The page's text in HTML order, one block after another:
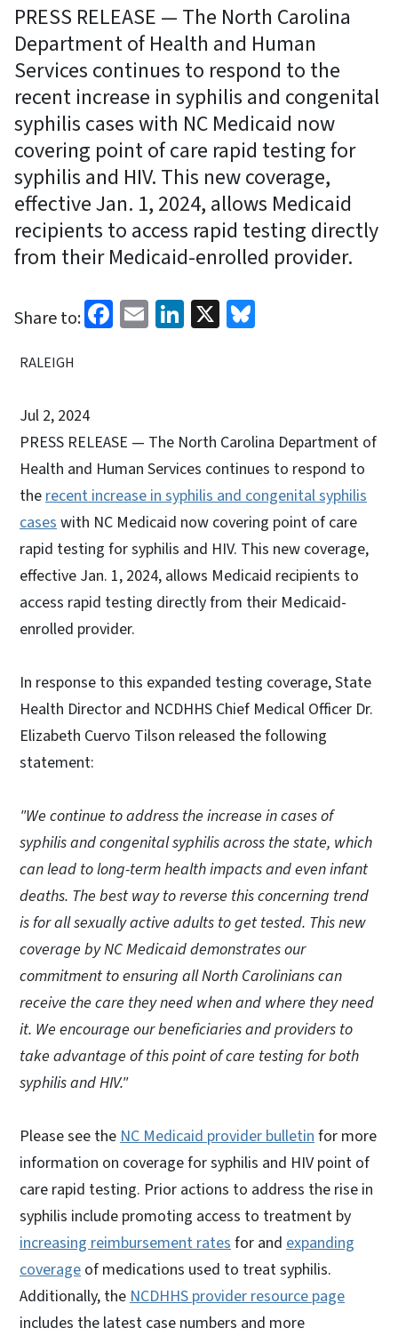
PRESS RELEASE — The North Carolina
Department of Health and Human
Services continues to respond to the
recent increase in syphilis and congenital
syphilis cases with NC Medicaid now
covering point of care rapid testing for
syphilis and HIV. This new coverage,
effective Jan. 1, 2024, allows Medicaid
recipients to access rapid testing directly
from their Medicaid-enrolled provider.
Share to: Facebook
EmailLinkedIn
X
RALEIGH
Jul 2, 2024
PRESS RELEASE — The North Carolina Department of
Health and Human Services continues to respond to
the recent increase in syphilis and congenital syphilis
cases with NC Medicaid now covering point of care
rapid testing for syphilis and HIV. This new coverage,
effective Jan. 1, 2024, allows Medicaid recipients to
access rapid testing directly from their Medicaid-
enrolled provider.
In response to this expanded testing coverage, State
Health Director and NCDHHS Chief Medical Officer Dr.
Elizabeth Cuervo Tilson released the following
statement:
"We continue to address the increase in cases of
syphilis and congenital syphilis across the state, which
can lead to long-term health impacts and even infant
deaths. The best way to reverse this concerning trend
is for all sexually active adults to get tested. This new
coverage by NC Medicaid demonstrates our
commitment to ensuring all North Carolinians can
receive the care they need when and where they need
it. We encourage our beneficiaries and providers to
take advantage of this point of care testing for both
syphilis and HIV."
Please see the NC Medicaid provider bulletin for more
information on coverage for syphilis and HIV point of
care rapid testing. Prior actions to address the rise in
syphilis include promoting access to treatment by
increasing reimbursement rates for and expanding
coverage of medications used to treat syphilis.
Additionally, the NCDHHS provider resource page
includes the latest case numbers and more